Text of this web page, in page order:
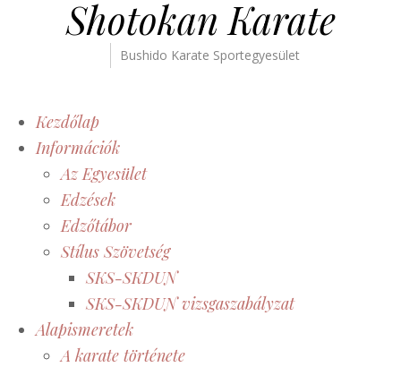
Shotokan Karate
Bushido Karate Sportegyesület
Kezdőlap
Információk
Az Egyesület
Edzések
Edzőtábor
Stílus Szövetség
SKS-SKDUN
SKS-SKDUN vizsgaszabályzat
Alapismeretek
A karate története